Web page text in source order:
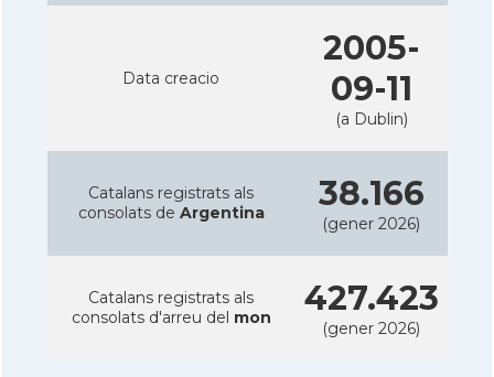
Data creacio
2005-
09-11
(a Dublin)
Catalans registrats als
consolats de Argentina 38.166
(gener 2026)
Catalans registrats als
consolats d'arreu del mon 427.423
(gener 2026)